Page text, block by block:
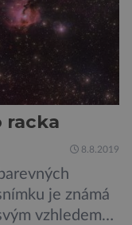
racka
8.8.2019
je známá
vzhledem